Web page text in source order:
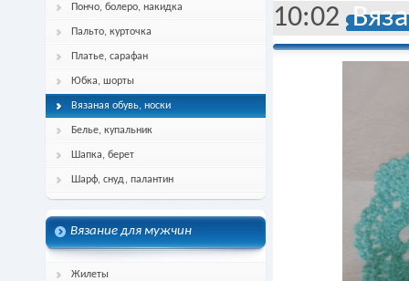
Пончо, болеро, накидка
Пальто, курточка
Платье, сарафан
Юбка, шорты
Вязаная обувь, носки
Белье, купальник
Шапка, берет
Шарф, снуд, палантин
Вязание для мужчин
Жилеты
10:02